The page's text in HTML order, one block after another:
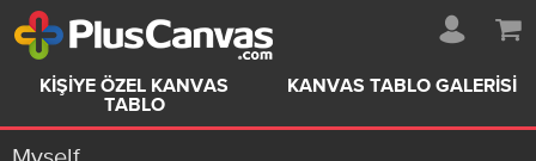
KIŞIYE ÖZEL KANVAS
TABLO
KANVAS TABLO GALERISI